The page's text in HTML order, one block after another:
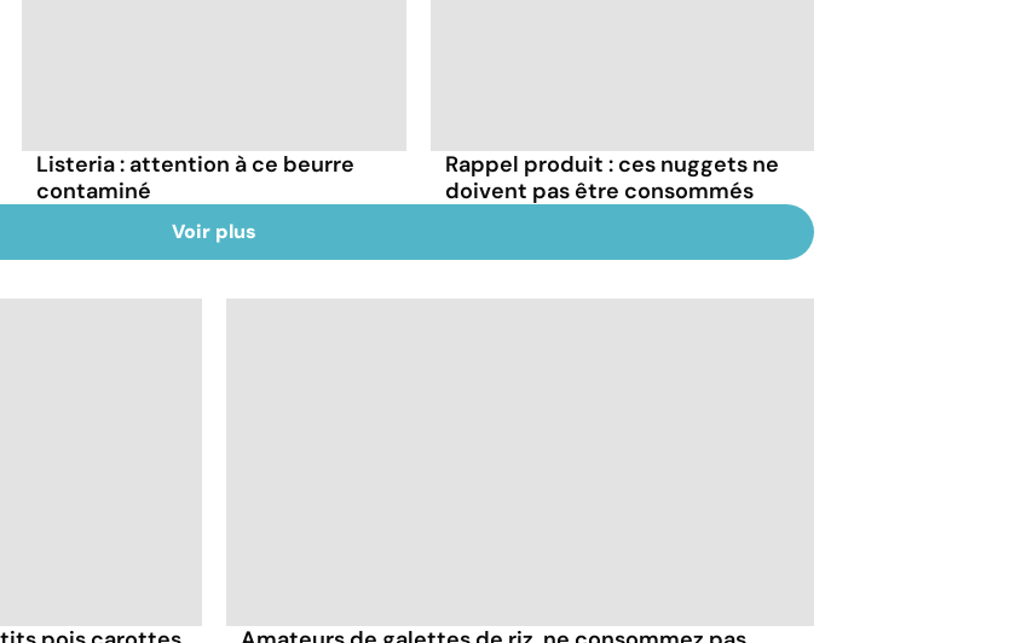
Listeria : attention à ce beurre
contaminé
Rappel produit : ces nuggets ne
doivent pas être consommés
Voir plus